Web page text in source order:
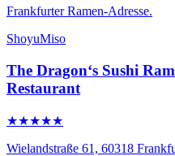
Frankfurter Ramen-Adresse.
ShoyuMiso
The Dragon‘s Sushi
Restaurant
★★★★★
Wielandstraße 61, 60318